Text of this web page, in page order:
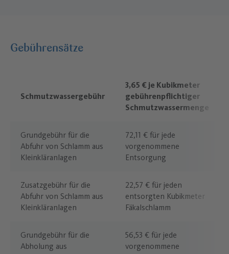
Gebührensätze
Schmutzwassergebühr
3,65 € je Kubikmeter
gebührenpflichtiger
Schmutzwassermenge
Grundgebühr für die
Abfuhr von Schlamm aus
Kleinkläranlagen
72,11 € für jede
vorgenommene
Entsorgung
Zusatzgebühr für die
Abfuhr von Schlamm aus
Kleinkläranlagen
22,57 € für jeden
entsorgten Kubikmeter
Fäkalschlamm
Grundgebühr für die
Abholung aus
56,53 € für jede
vorgenommene